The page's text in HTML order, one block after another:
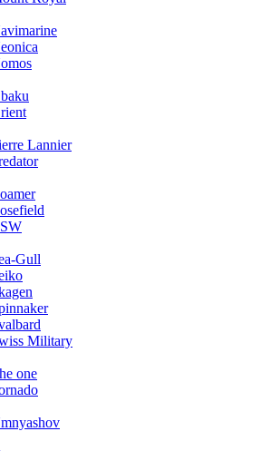
Lannier
Gull
Military
one